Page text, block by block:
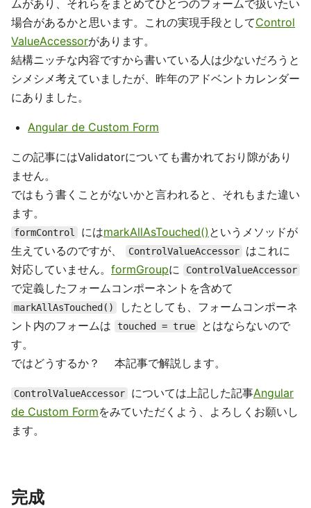
ムがあり、それらをまとめてひとつのフォームで扱いたい
場合があるかと思います。これの実現手段としてControl
ValueAccessorがあります。
結構ニッチな内容ですから書いている人は少ないだろうと
シメシメ考えていましたが、昨年のアドベントカレンダー
にありました。
Angular de Custom Form
この記事にはValidatorについても書かれており隙があり
ません。
ではもう書くことがないかと言われると、それもまた違い
ます。
formControl にはmarkAllAsTouched() というメソッドが
生えているのですが、
ControlValueAccessor
はこれに
対応していません。 formGroupに ControlValueAccessor
で定義したフォームコンポーネントを含めて
markAllAsTouched()
したとしても、フォームコンポーネ
ント内のフォームは
touched = true
とはならないので
す。
ではどうするか？ 本記事で解説します。
ControlValueAccessor については上記した記事Angular
de Custom Formをみていただくよう、よろしくお願いし
ます。
完成